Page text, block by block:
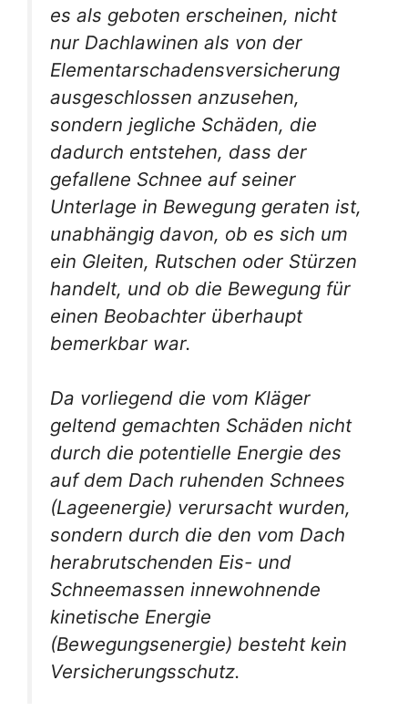
es als geboten erscheinen, nicht
nur Dachlawinen als von der
Elementarschadensversicherung
ausgeschlossen anzusehen,
sondern jegliche Schäden, die
dadurch entstehen, dass der
gefallene Schnee auf seiner
Unterlage in Bewegung geraten ist,
unabhängig davon, ob es sich um
ein Gleiten, Rutschen oder Stürzen
handelt, und ob die Bewegung für
einen Beobachter überhaupt
bemerkbar war.
Da vorliegend die vom Kläger
geltend gemachten Schäden nicht
durch die potentielle Energie des
auf dem Dach ruhenden Schnees
(Lageenergie) verursacht wurden,
sondern durch die den vom Dach
herabrutschenden Eis- und
Schneemassen innewohnende
kinetische Energie
(Bewegungsenergie) besteht kein
Versicherungsschutz.